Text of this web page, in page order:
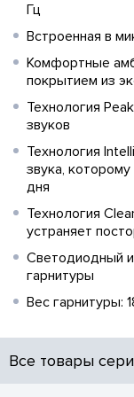
Гц
Встроенная в
Комфортные
покрытием из
Технология
звуков
Технология
звука,
дня
Технология
устраняет
Светодиодный
гарнитуры
Вес гарнитуры:
Все товары